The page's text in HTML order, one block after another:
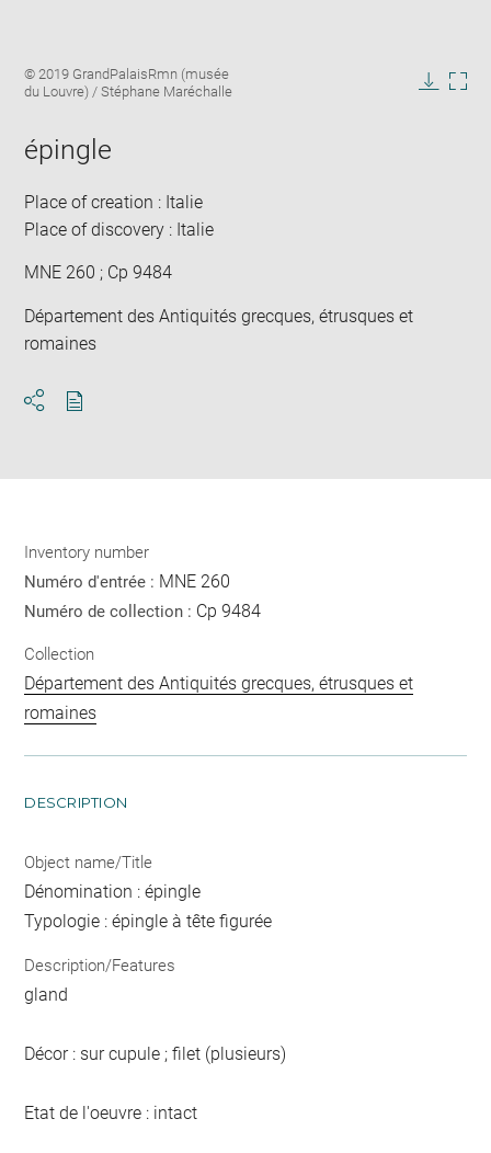
Image
caption:
© 2019 GrandPalaisRmn (musée
du Louvre) / Stéphane Maréchalle
épingle
Place of creation : Italie
Place of discovery : Italie
MNE 260 ; Cp 9484
Département des Antiquités grecques, étrusques et
romaines
Inventory number
Numéro d'entrée : MNE 260
Numéro de collection : Cp 9484
Collection
Département des Antiquités grecques, étrusques et
romaines
DESCRIPTION
Object name/Title
Dénomination : épingle
Typologie : épingle à tête figurée
Description/Features
gland
Décor : sur cupule ; filet (plusieurs)
Etat de l'oeuvre : intact